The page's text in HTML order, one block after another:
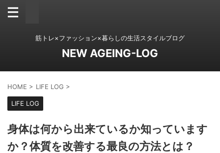
筋トレ×ファッション×暮らしの生活スタイルブログ
NEW AGEING-LOG
HOME > LIFE LOG >
LIFE LOG
身体は何から出来ているか知っています
か？体質を改善する最良の方法とは？